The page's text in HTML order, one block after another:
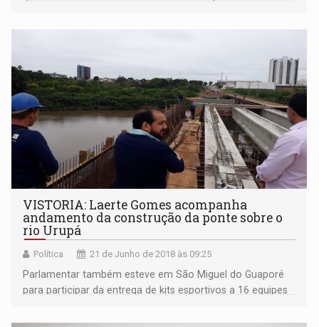
VISTORIA: Laerte Gomes acompanha
andamento da construção da ponte sobre o
rio Urupá
Política 21 de Junho de 2018 às 09:25
Parlamentar também esteve em São Miguel do Guaporé
para participar da entrega de kits esportivos a 16 equipes